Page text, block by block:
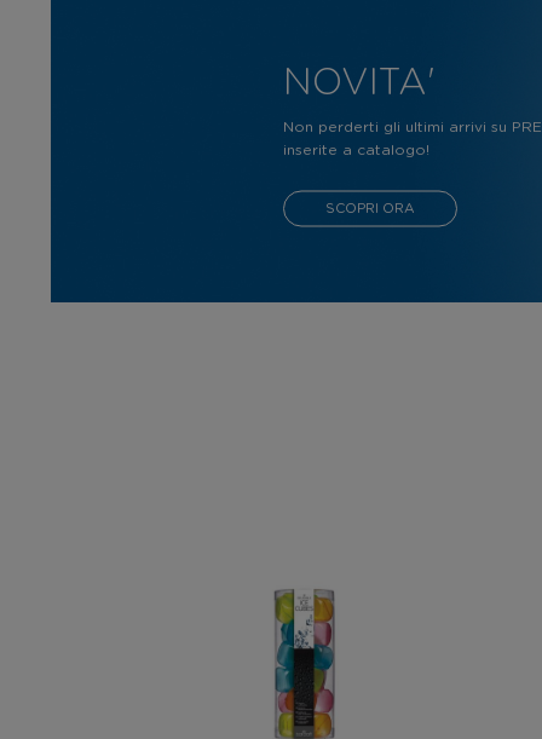
NOVITA'
Non perderti gli ultimi arrivi su
inserite a catalogo!
SCOPRI ORA